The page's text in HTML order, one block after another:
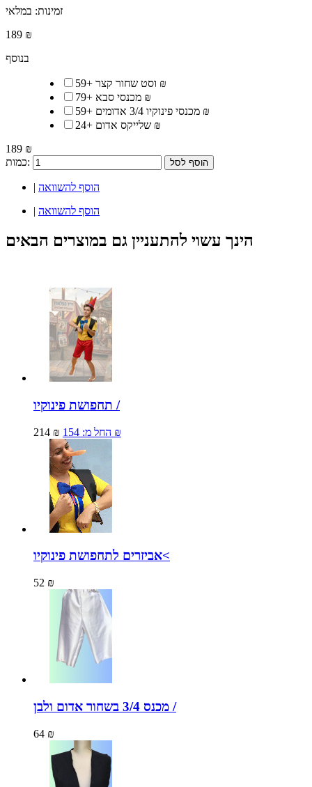
זמינות: במלאי
189 ₪
בנוסף
וסט שחור קצר +
59 ₪
מכנסי סבא +
79 ₪
מכנסי פינוקיו 3/4 אדומים
+
59 ₪
שלייקס אדום +
24 ₪
189 ₪
כמות:
הוסף לסל
| הוסף להשוואה
| הוסף להשוואה
הינך עשוי להתעניין גם במוצרים הבאים
תחפושת פינוקיו /
214 ₪ החל מ: 154 ₪
אביזרים לתחפושת פינוקיו<
52 ₪
מכנס 3/4 בשחור אדום ולבן /
64 ₪